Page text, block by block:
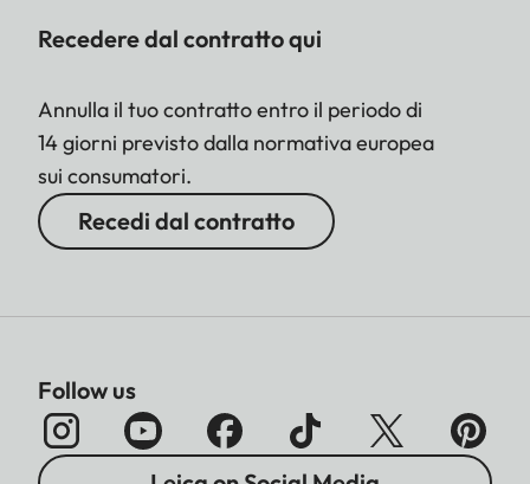
Recedere dal contratto qui
Annulla il tuo contratto entro il periodo di
14 giorni previsto dalla normativa europea
sui consumatori.
Recedi dal contratto
Follow us